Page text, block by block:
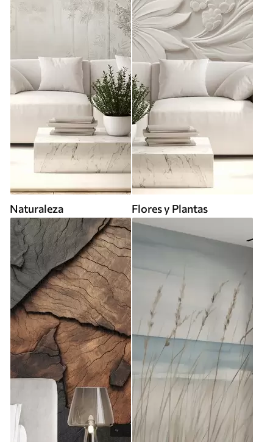
Naturaleza Flores y Plantas